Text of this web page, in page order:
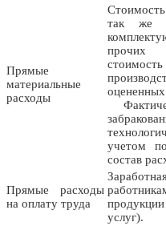
Прямые
материальные
расходы
так же
прочих
учетом
состав
Прямые расходы
на оплату труда
услуг).